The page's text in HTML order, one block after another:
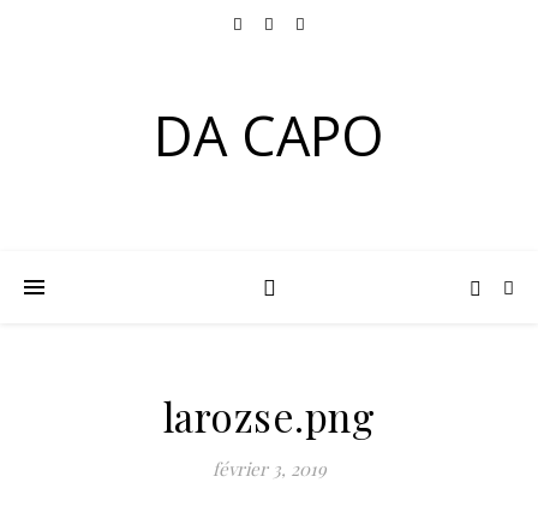
DA CAPO
larozse.png
février 3, 2019